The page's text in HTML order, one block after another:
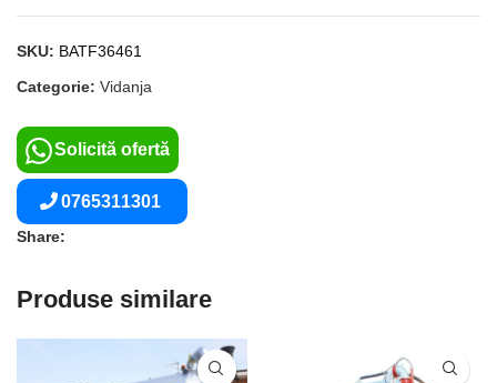
SKU: BATF36461
Categorie: Vidanja
Solicită ofertă
0765311301
Share:
Produse similare